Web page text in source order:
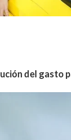
del gasto